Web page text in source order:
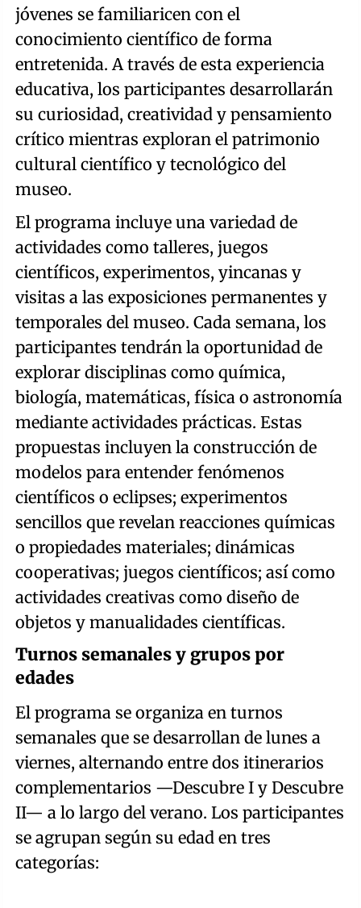
jóvenes se familiaricen con el
conocimiento científico de forma
entretenida. A través de esta experiencia
educativa, los participantes desarrollarán
su curiosidad, creatividad y pensamiento
crítico mientras exploran el patrimonio
cultural científico y tecnológico del
museo.
El programa incluye una variedad de
actividades como talleres, juegos
científicos, experimentos, yincanas y
visitas a las exposiciones permanentes y
temporales del museo. Cada semana, los
participantes tendrán la oportunidad de
explorar disciplinas como química,
biología, matemáticas, física o astronomía
mediante actividades prácticas. Estas
propuestas incluyen la construcción de
modelos para entender fenómenos
científicos o eclipses; experimentos
sencillos que revelan reacciones químicas
o propiedades materiales; dinámicas
cooperativas; juegos científicos; así como
actividades creativas como diseño de
objetos y manualidades científicas.
Turnos semanales y grupos por
edades
El programa se organiza en turnos
semanales que se desarrollan de lunes a
viernes, alternando entre dos itinerarios
complementarios —Descubre I y Descubre
II— a lo largo del verano. Los participantes
se agrupan según su edad en tres
categorías: